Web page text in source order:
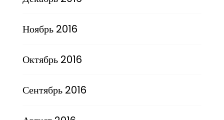
Ноябрь 2016
Октябрь 2016
Сентябрь 2016